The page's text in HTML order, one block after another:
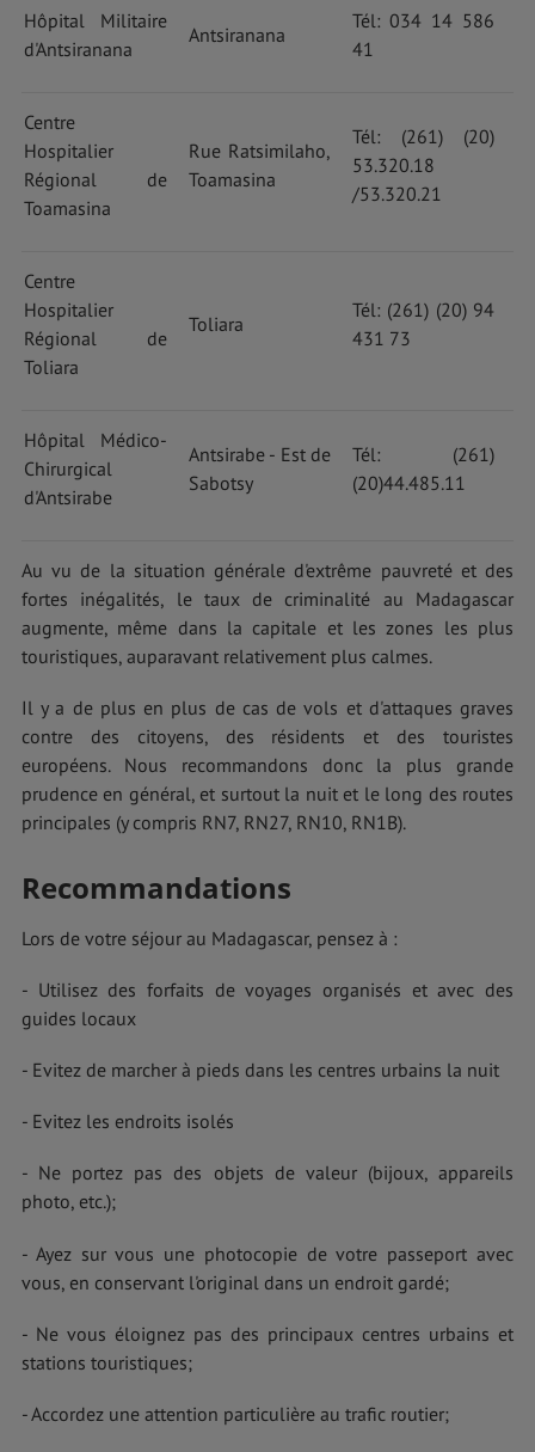
Hôpital Militaire
d'Antsiranana
Antsiranana
Tél: 034 14 586
41
Centre
Hospitalier
Régional de
Toamasina
Rue Ratsimilaho,
Toamasina
Tél: (261) (20)
53.320.18
/53.320.21
Centre
Hospitalier
Régional de
Toliara
Toliara
Tél: (261) (20) 94
431 73
Hôpital Médico-
Chirurgical
d'Antsirabe
Antsirabe - Est de
Sabotsy
Tél: (261)
(20)44.485.11
Au vu de la situation générale d'extrême pauvreté et des
fortes inégalités, le taux de criminalité au Madagascar
augmente, même dans la capitale et les zones les plus
touristiques, auparavant relativement plus calmes.
Il y a de plus en plus de cas de vols et d'attaques graves
contre des citoyens, des résidents et des touristes
européens. Nous recommandons donc la plus grande
prudence en général, et surtout la nuit et le long des routes
principales (y compris RN7, RN27, RN10, RN1B).
Recommandations
Lors de votre séjour au Madagascar, pensez à :
- Utilisez des forfaits de voyages organisés et avec des
guides locaux
- Evitez de marcher à pieds dans les centres urbains la nuit
- Evitez les endroits isolés
- Ne portez pas des objets de valeur (bijoux, appareils
photo, etc.);
- Ayez sur vous une photocopie de votre passeport avec
vous, en conservant l'original dans un endroit gardé;
- Ne vous éloignez pas des principaux centres urbains et
stations touristiques;
- Accordez une attention particulière au trafic routier;